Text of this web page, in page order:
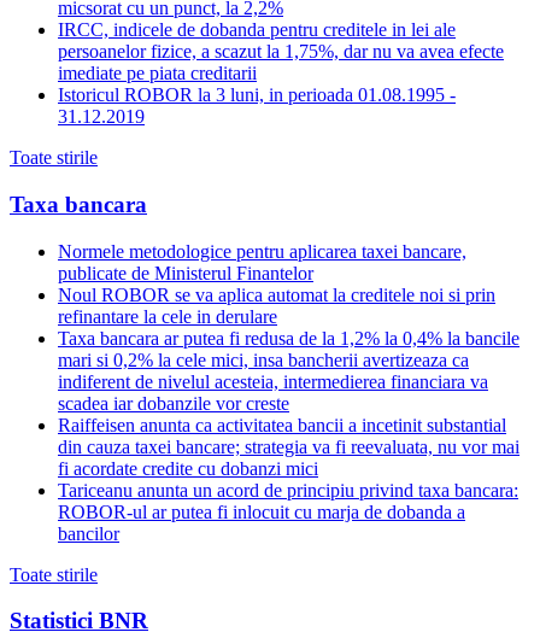
micsorat cu un punct, la 2,2%
IRCC, indicele de dobanda pentru creditele in lei ale
persoanelor fizice, a scazut la 1,75%, dar nu va avea efecte
imediate pe piata creditarii
Istoricul ROBOR la 3 luni, in perioada 01.08.1995 -
31.12.2019
Toate stirile
Taxa bancara
Normele metodologice pentru aplicarea taxei bancare,
publicate de Ministerul Finantelor
Noul ROBOR se va aplica automat la creditele noi si prin
refinantare la cele in derulare
Taxa bancara ar putea fi redusa de la 1,2% la 0,4% la bancile
mari si 0,2% la cele mici, insa bancherii avertizeaza ca
indiferent de nivelul acesteia, intermedierea financiara va
scadea iar dobanzile vor creste
Raiffeisen anunta ca activitatea bancii a incetinit substantial
din cauza taxei bancare; strategia va fi reevaluata, nu vor mai
fi acordate credite cu dobanzi mici
Tariceanu anunta un acord de principiu privind taxa bancara:
ROBOR-ul ar putea fi inlocuit cu marja de dobanda a
bancilor
Toate stirile
Statistici BNR